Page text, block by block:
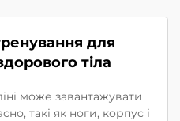
для
тіла
може завантажувати
такі як ноги, корпус і